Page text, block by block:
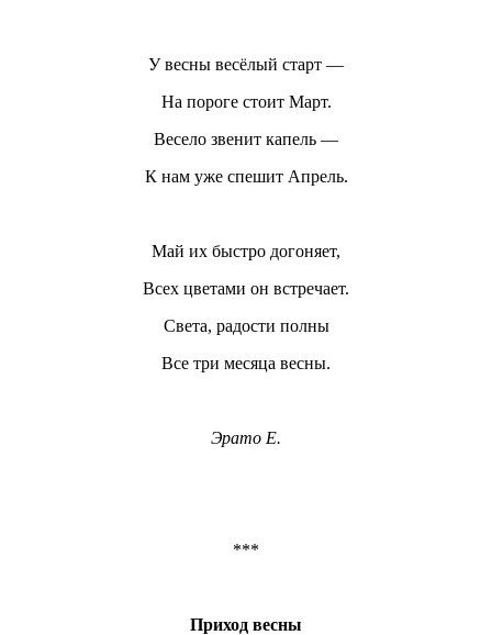
У весны весёлый старт —
На пороге стоит Март.
Весело звенит капель —
К нам уже спешит Апрель.
Май их быстро догоняет,
Всех цветами он встречает.
Света, радости полны
Все три месяца весны.
Эрато Е.
***
Приход весны